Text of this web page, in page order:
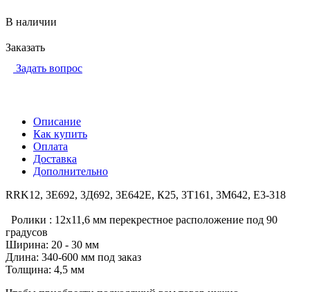
В наличии
Заказать
Задать вопрос
Описание
Как купить
Оплата
Доставка
Дополнительно
RRK12, 3Е692, 3Д692, 3Е642Е, К25, 3Т161, 3М642, Е3-318
Ролики : 12х11,6 мм перекрестное расположение под 90
градусов
Ширина: 20 - 30 мм
Длина: 340-600 мм под заказ
Толщина: 4,5 мм